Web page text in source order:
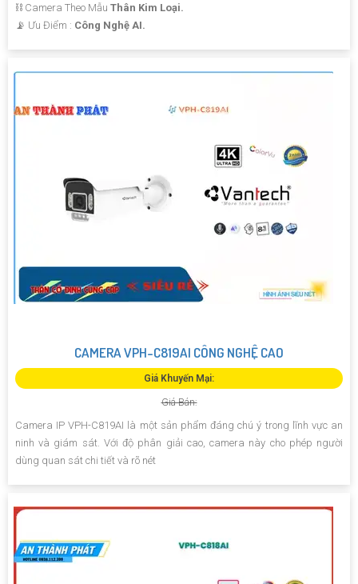
⛓ Camera Theo Mẫu Thân Kim Loại.
️📡 Ưu Điểm : Công Nghệ AI.
CAMERA VPH-C819AI CÔNG NGHỆ CAO
Giá Khuyến Mại:
Giá Bán:
Camera IP VPH-C819AI là một sản phẩm đáng chú ý trong lĩnh vực an
ninh và giám sát. Với độ phân giải cao, camera này cho phép người
dùng quan sát chi tiết và rõ nét